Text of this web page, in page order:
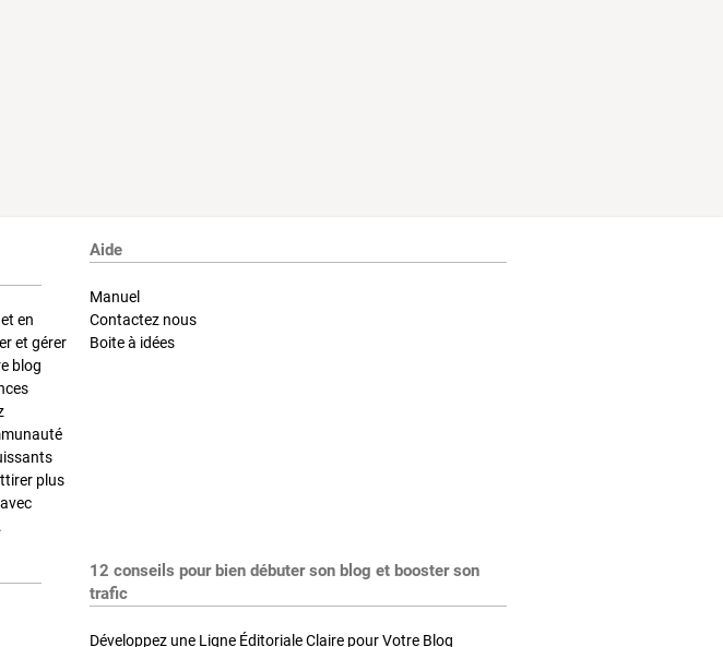
en
et gérer
blog
plus
Aide
Manuel
Contactez nous
Boite à idées
12 conseils pour bien débuter son blog et booster son
trafic
Développez une Ligne Éditoriale Claire pour Votre Blog